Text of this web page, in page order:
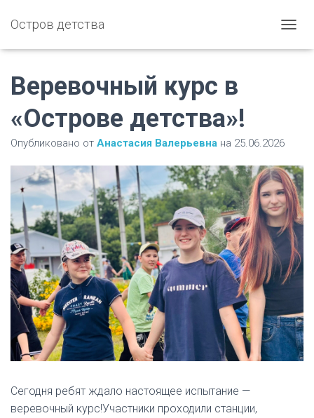
Остров детства
Е
Ь
Н
А
И
Г
А
Ц
И
Веревочный курс в
«Острове детства»!
Опубликовано от Анастасия Валерьевна на 25.06.2026
Сегодня ребят ждало настоящее испытание —
веревочный курс!Участники проходили станции,